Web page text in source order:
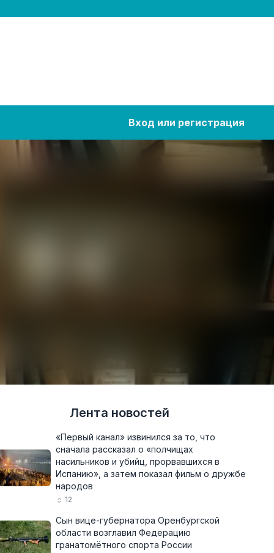
Вход или регистрация
Лента новостей
«Первый канал» извинился за то, что
сначала рассказал о «полчищах
насильников и убийц, прорвавшихся в
Испанию», а затем показал фильм о дружбе
народов
12
Сын вице-губернатора Оренбургской
области возглавил Федерацию
гранатомётного спорта России